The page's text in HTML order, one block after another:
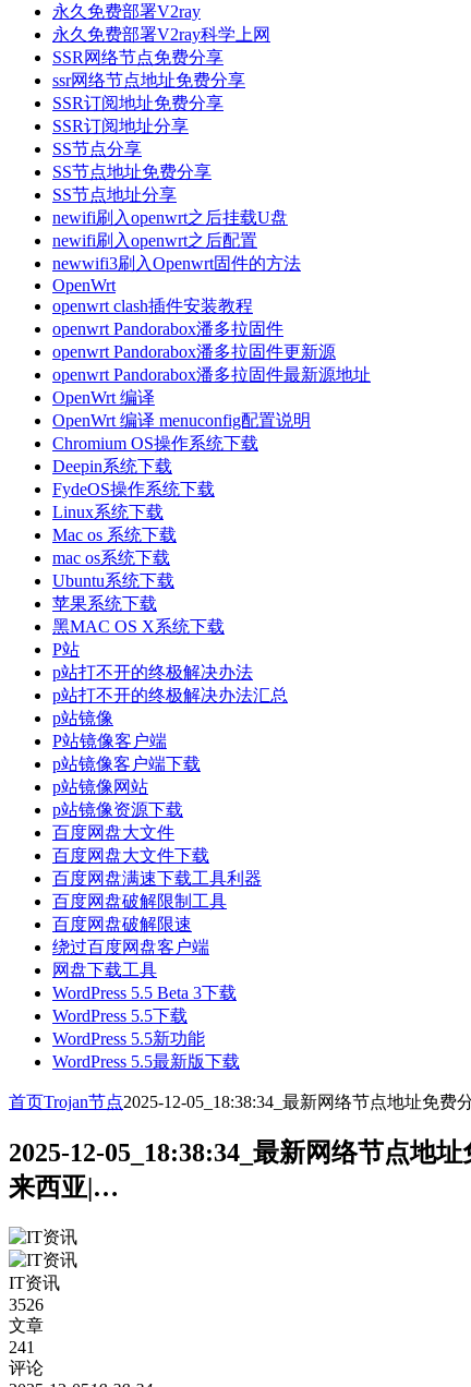
永久免费部署V2ray
永久免费部署V2ray科学上网
SSR网络节点免费分享
ssr网络节点地址免费分享
SSR订阅地址免费分享
SSR订阅地址分享
SS节点分享
SS节点地址免费分享
SS节点地址分享
newifi刷入openwrt之后挂载U盘
newifi刷入openwrt之后配置
newwifi3刷入Openwrt固件的方法
OpenWrt
openwrt clash插件安装教程
openwrt Pandorabox潘多拉固件
openwrt Pandorabox潘多拉固件更新源
openwrt Pandorabox潘多拉固件最新源地址
OpenWrt 编译
OpenWrt 编译 menuconfig配置说明
Chromium OS操作系统下载
Deepin系统下载
FydeOS操作系统下载
Linux系统下载
Mac os 系统下载
mac os系统下载
Ubuntu系统下载
苹果系统下载
黑MAC OS X系统下载
P站
p站打不开的终极解决办法
p站打不开的终极解决办法汇总
p站镜像
P站镜像客户端
p站镜像客户端下载
p站镜像网站
p站镜像资源下载
百度网盘大文件
百度网盘大文件下载
百度网盘满速下载工具利器
百度网盘破解限制工具
百度网盘破解限速
绕过百度网盘客户端
网盘下载工具
WordPress 5.5 Beta 3下载
WordPress 5.5下载
WordPress 5.5新功能
WordPress 5.5最新版下载
首页Trojan节点2025-12-05_18:38:34_最新网络节点地址免
2025-12-05_18:38:34_最新网络节点
来西亚|…
IT资讯
3526
文章
241
评论